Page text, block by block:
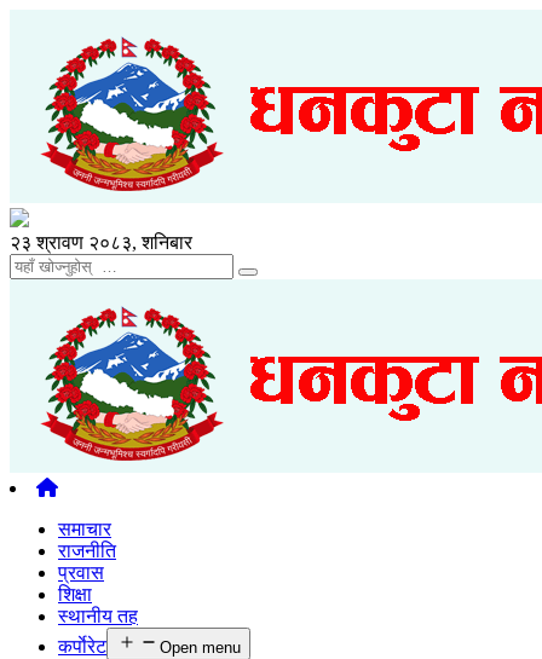
२३ श्रावण २०८३, शनिबार
समाचार
राजनीति
प्रवास
शिक्षा
स्थानीय तह
कर्पाेरेट
Open menu